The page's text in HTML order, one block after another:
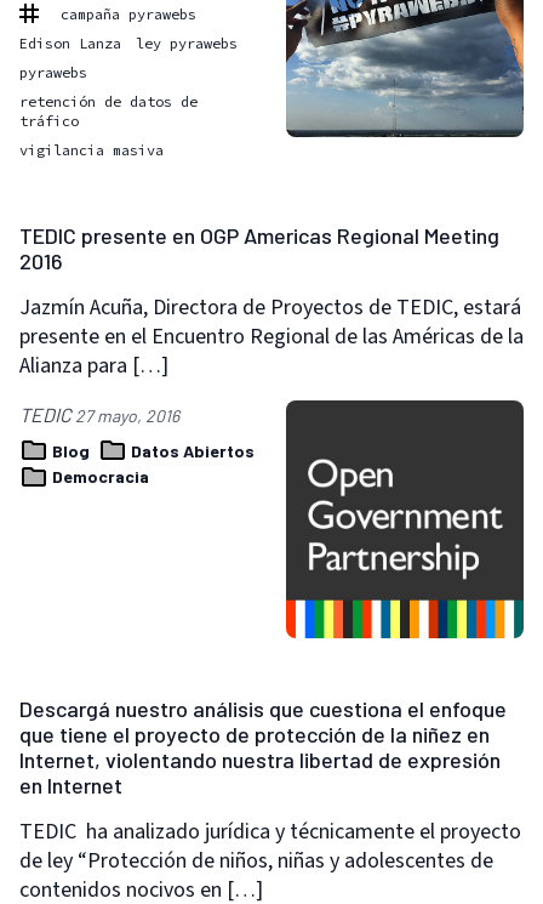
campaña pyrawebs
Edison Lanza
ley pyrawebs
pyrawebs
retención de datos de
tráfico
vigilancia masiva
TEDIC presente en OGP Americas Regional Meeting
2016
Jazmín Acuña, Directora de Proyectos de TEDIC, estará
presente en el Encuentro Regional de las Américas de la
Alianza para […]
TEDIC27 mayo, 2016
Blog
Datos Abiertos
Democracia
Descargá nuestro análisis que cuestiona el enfoque
que tiene el proyecto de protección de la niñez en
Internet, violentando nuestra libertad de expresión
en Internet
TEDIC ha analizado jurídica y técnicamente el proyecto
de ley “Protección de niños, niñas y adolescentes de
contenidos nocivos en […]